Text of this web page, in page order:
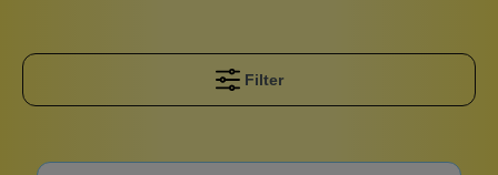
Filter